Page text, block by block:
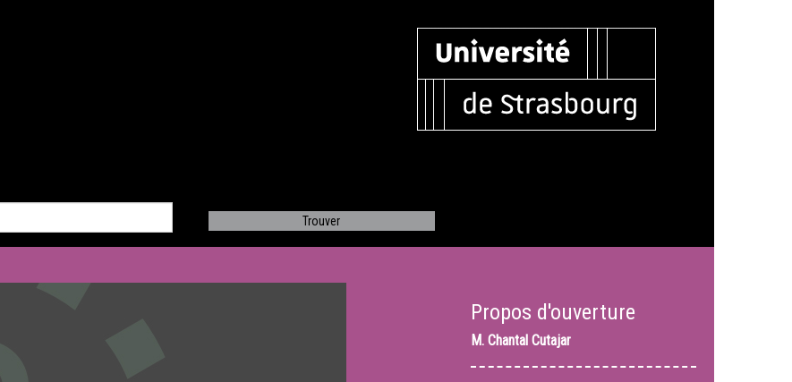
Propos d'ouverture
M. Chantal Cutajar